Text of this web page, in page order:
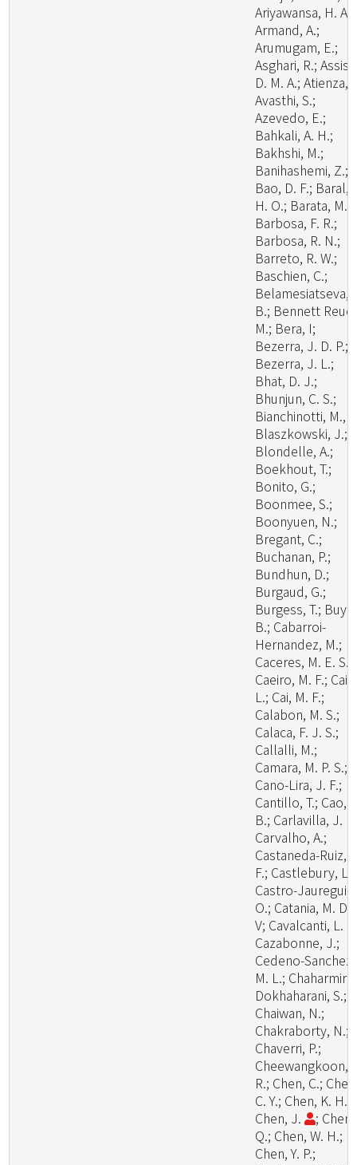
Ariyawansa, H. A.;
Armand, A.;
Arumugam, E.;
Asghari, R.; Assis,
D. M. A.; Atienza,
Avasthi, S.;
Azevedo, E.;
Bahkali, A. H.;
Bakhshi, M.;
Banihashemi, Z.;
Bao, D. F.; Baral,
H. O.; Barata, M.;
Barbosa, F. R.;
Barbosa, R. N.;
Barreto, R. W.;
Baschien, C.;
Belamesiatseva,
B.; Bennett
M.; Bera, I;
Bezerra, J. D. P.;
Bezerra, J. L.;
Bhat, D. J.;
Bhunjun, C. S.;
Bianchinotti, M.,
Blaszkowski, J.;
Blondelle, A.;
Boekhout, T.;
Bonito, G.;
Boonmee, S.;
Boonyuen, N.;
Bregant, C.;
Buchanan, P.;
Bundhun, D.;
Burgaud, G.;
Burgess, T.;
B.; Cabarroi-
Hernandez, M.;
Caceres, M. E. S.;
Caeiro, M. F.; Cai,
L.; Cai, M. F.;
Calabon, M. S.;
Calaca, F. J. S.;
Callalli, M.;
Camara, M. P. S.;
Cano-Lira, J. F.;
Cantillo, T.; Cao,
B.; Carlavilla, J.
Carvalho, A.;
Castaneda-Ruiz,
F.; Castlebury, L.;
Castro-Jauregui,
O.; Catania, M. D.,
V; Cavalcanti, L.
Cazabonne, J.;
Cedeno-Sanchez,
M. L.; Chaharmiri-
Dokhaharani, S.;
Chaiwan, N.;
Chakraborty, N.;
Chaverri, P.;
Cheewangkoon,
R.; Chen, C.;
C. Y.; Chen, K. H.;
Chen, J.
; Chen,
Q.; Chen, W. H.;
Chen, Y. P.;